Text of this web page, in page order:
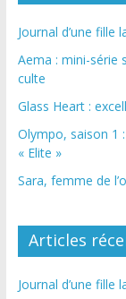
Journal d’une
Aema : mini-série
culte
Glass Heart :
Olympo, saison 1
« Elite »
Sara, femme de
Articles
Journal d’une